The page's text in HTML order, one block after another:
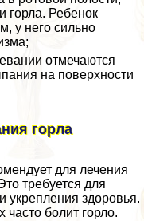
горла. Ребенок
у него сильно
отмечаются
на поверхности
горла
для лечения
требуется для
укрепления здоровья.
часто болит горло.